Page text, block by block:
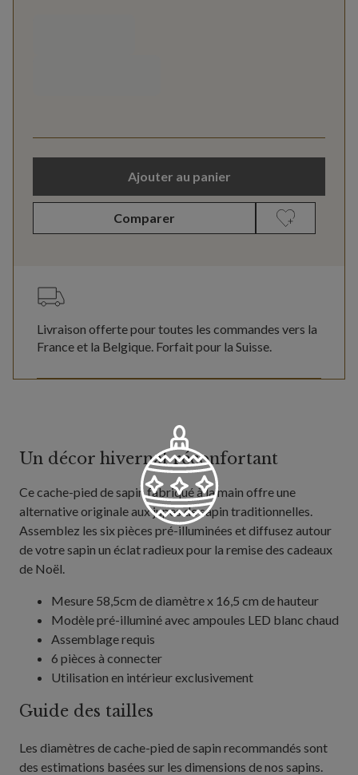
Ajouter au panier
Comparer
Livraison offerte pour toutes les commandes vers la
France et la Belgique. Forfait pour la Suisse.
Un décor hivernal réconfortant
Ce cache-pied de sapin fabriqué à la main offre une
alternative originale aux jupes de sapin traditionnelles.
Assemblez les six pièces pré-illuminées et diffusez autour
de votre sapin un éclat radieux pour la remise des cadeaux
de Noël.
Mesure 58,5cm de diamètre x 16,5 cm de hauteur
Modèle pré-illuminé avec ampoules LED blanc chaud
Assemblage requis
6 pièces à connecter
Utilisation en intérieur exclusivement
Guide des tailles
Les diamètres de cache-pied de sapin recommandés sont
des estimations basées sur les dimensions de nos sapins.